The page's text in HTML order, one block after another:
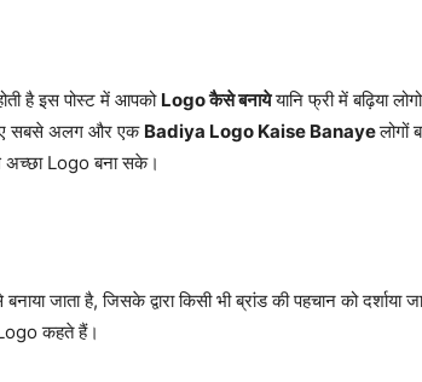
है इस पोस्ट में आपको Logo कैसे बनायेयानि फ्री में बढ़िया
सबसे अलग और एक Badiya Logo Kaise Banayeलोगों
अच्छा Logo बना सके।
है, जिसके द्वारा किसी भी ब्रांड की पहचान को दर्शाया
Logo कहते हैं।